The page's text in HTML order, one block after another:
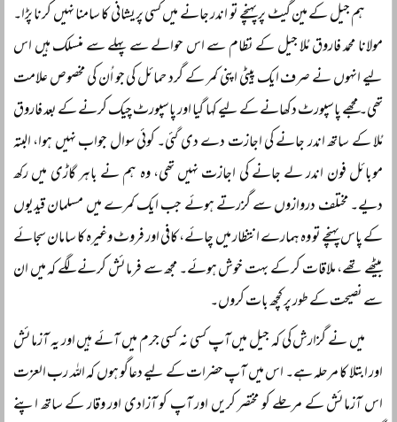
ہم جیل کے مین گیٹ پر پہنچے تو اندر جانے میں کسی پریشانی کا سامنا نہیں کرنا پڑا۔
مولانا محمد فاروق مُلا جیل کے نظام سے اس حوالے سے پہلے سے منسلک ہیں اس
لیے انہوں نے صرف ایک پیٹی اپنی کمر کے گرد حمائل کی جو اُن کی مخصوص علامت
تھی۔ مجھے پاسپورٹ دکھانے کے لیے کہا گیا اور پاسپورٹ چیک کرنے کے بعد فاروق
مُلا کے ساتھ اندر جانے کی اجازت دے دی گئی۔ کوئی سوال جواب نہیں ہوا، البتہ
موبائل فون اندر لے جانے کی اجازت نہیں تھی، وہ ہم نے باہر گاڑی میں رکھ
دیے۔ مختلف دروازوں سے گزرتے ہوئے جب ایک کمرے میں مسلمان قیدیوں
کے پاس پہنچے تو وہ ہمارے انتظار میں چائے، کافی اور فروٹ وغیرہ کا سامان سجائے
بیٹھے تھے، ملاقات کر کے بہت خوش ہوئے۔ مجھ سے فرمائش کرنے لگے کہ میں ان
سے نصیحت کے طور پر کچھ بات کروں۔
میں نے گزارش کی کہ جیل میں آپ کسی نہ کسی جرم میں آئے ہیں اور یہ آزمائش
اور ابتلا کا مرحلہ ہے۔ اس میں آپ حضرات کے لیے دعاگو ہوں کہ اللہ رب العزت
اس آزمائش کے مرحلے کو مختصر کریں اور آپ کو آزادی اور وقار کے ساتھ اپنے